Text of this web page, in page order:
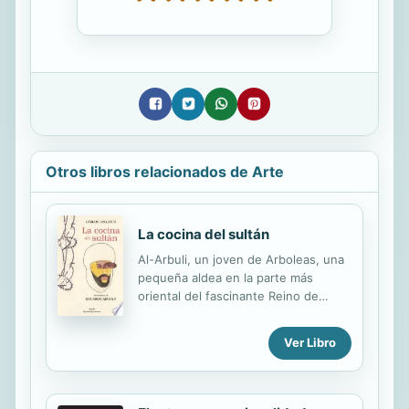
Otros libros relacionados de Arte
La cocina del sultán
Al-Arbuli, un joven de Arboleas, una
pequeña aldea en la parte más
oriental del fascinante Reino de
ávido por aprenderlo todo sobre los
alimentos, decide abandonar su casa
con la idea de poder entrar al
las familias más importantes de la
Ver Libro